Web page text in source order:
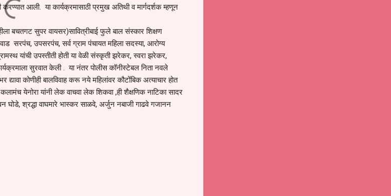
आली. या कार्यक्रमासाठी प्रमुख अतिथी व मार्गदर्शक म्हणून
बचतगट सुपर वायसर)सावित्रीबाई फुले बाल संस्कार शिक्षण
सरपंच, उपसरपंच, सर्व ग्राम पंचायत महिला सदस्या, आरोग्य
यांची उपस्तीती होती या वेळी संस्कृती झरेकर, स्वरा झरेकर,
सुरवात केली . या नंतर पोलीस कॉनीस्टेबल निता नवले
द्यावा कोणीही बालविवाह करू नये महिलांवर कौटोंबिक अत्याचार होत
येनोरा यांनी लेक वाचवा लेक शिकवा ,ही शैक्षणिक नाटिका सादर
श्रद्धा वाघमारे भास्कर साळवे, अर्जुन नबाजी गाढवे गजानन